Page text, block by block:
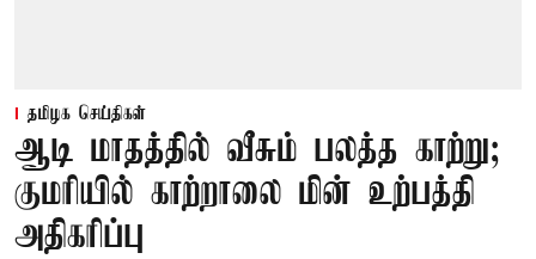
தமிழக செய்திகள்
ஆடி மாதத்தில் வீசும் பலத்த காற்று;
குமரியில் காற்றாலை மின் உற்பத்தி
அதிகரிப்பு